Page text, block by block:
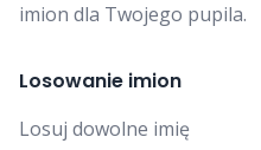
imion dla Twojego pupila.
Losowanie imion
Losuj dowolne imię